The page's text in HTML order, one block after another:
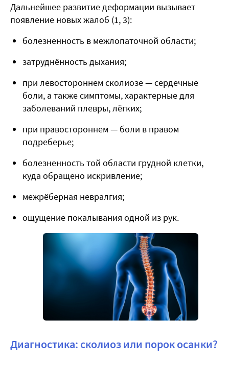
Дальнейшее развитие деформации вызывает
появление новых жалоб (1, 3):
болезненность в межлопаточной области;
затруднённость дыхания;
при левостороннем сколиозе — сердечные
боли, а также симптомы, характерные для
заболеваний плевры, лёгких;
при правостороннем — боли в правом
подреберье;
болезненность той области грудной клетки,
куда обращено искривление;
межрёберная невралгия;
ощущение покалывания одной из рук.
Диагностика: сколиоз или порок осанки?